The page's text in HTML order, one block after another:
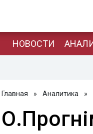
НОВОСТИ
Главная » Аналитика »